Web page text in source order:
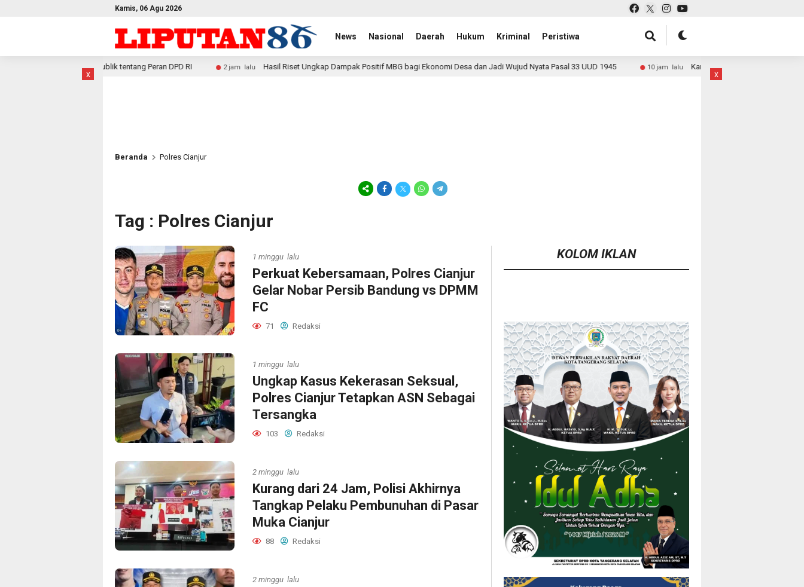
Kamis, 06 Agu 2026
News Nasional Daerah Hukum Kriminal Peristiwa
x
tentang Peran DPD RI 2 jam lalu Hasil Riset Ungkap Dampak Positif MBG bagi Ekonomi Desa dan Jadi Wujud Nyata Pasal 33 UUD 1945 10 jam lalu Kanwil BPN Banten dan Komisi II DPR RI Dorong Percepatan
Beranda Polres Cianjur
Tag : Polres Cianjur
1 minggu lalu
Perkuat Kebersamaan, Polres Cianjur
Gelar Nobar Persib Bandung vs DPMM
FC
71 Redaksi
1 minggu lalu
Ungkap Kasus Kekerasan Seksual,
Polres Cianjur Tetapkan ASN Sebagai
Tersangka
103 Redaksi
2 minggu lalu
Kurang dari 24 Jam, Polisi Akhirnya
Tangkap Pelaku Pembunuhan di Pasar
Muka Cianjur
88 Redaksi
2 minggu lalu
KOLOM IKLAN
x